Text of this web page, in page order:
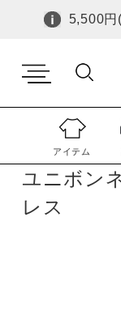
5,500円
ユニボン
レス
アイテム